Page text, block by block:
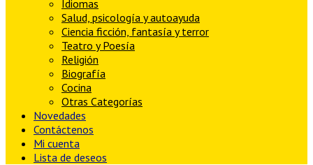
Idiomas
Salud, psicología y autoayuda
Ciencia ficción, fantasía y terror
Teatro y Poesía
Religión
Biografía
Cocina
Otras Categorías
Novedades
Contáctenos
Mi cuenta
Lista de deseos